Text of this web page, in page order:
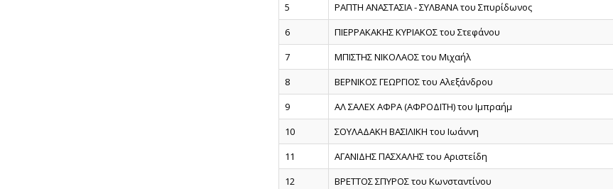
5
ΡΑΠΤΗ ΑΝΑΣΤΑΣΙΑ - ΣΥΛΒΑΝΑ του Σπυρίδωνος
6
ΠΙΕΡΡΑΚΑΚΗΣ ΚΥΡΙΑΚΟΣ του Στεφάνου
7
ΜΠΙΣΤΗΣ ΝΙΚΟΛΑΟΣ του Μιχαήλ
8
ΒΕΡΝΙΚΟΣ ΓΕΩΡΓΙΟΣ του Αλεξάνδρου
9
ΑΛ ΣΑΛΕΧ ΑΦΡΑ (ΑΦΡΟΔΙΤΗ) του Ιμπραήμ
10
ΣΟΥΛΑΔΑΚΗ ΒΑΣΙΛΙΚΗ του Ιωάννη
11
ΑΓΑΝΙΔΗΣ ΠΑΣΧΑΛΗΣ του Αριστείδη
12
ΒΡΕΤΤΟΣ ΣΠΥΡΟΣ του Κωνσταντίνου